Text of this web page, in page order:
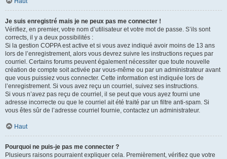
Je suis enregistré mais je ne peux pas me connecter !
Vérifiez, en premier, votre nom d’utilisateur et votre mot de passe. S’ils sont
corrects, il y a deux possibilités :
Si la gestion COPPA est active et si vous avez indiqué avoir moins de 13 ans
lors de l’enregistrement, alors vous devrez suivre les instructions reçues par
courriel. Certains forums peuvent également nécessiter que toute nouvelle
création de compte soit activée par vous-même ou par un administrateur avant
que vous puissiez vous connecter. Cette information est indiquée lors de
l’enregistrement. Si vous avez reçu un courriel, suivez ses instructions.
Si vous n’avez pas reçu de courriel, il se peut que vous ayez fourni une
adresse incorrecte ou que le courriel ait été traité par un filtre anti-spam. Si
vous êtes sûr de l’adresse courriel fournie, contactez un administrateur.
Haut
Pourquoi ne puis-je pas me connecter ?
Plusieurs raisons pourraient expliquer cela. Premièrement, vérifiez que votre